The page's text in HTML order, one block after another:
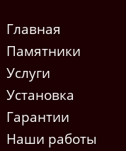
Главная
Памятники
Услуги
Установка
Гарантии
Наши работы